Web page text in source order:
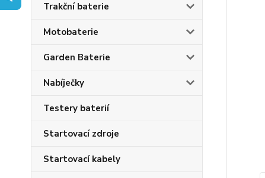
Trakční baterie
Motobaterie
Garden Baterie
Nabíječky
Testery baterií
Startovací zdroje
Startovací kabely